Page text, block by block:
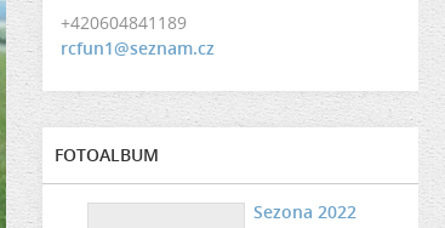
+420604841189
rcfun1@seznam.cz
FOTOALBUM
Sezona 2022